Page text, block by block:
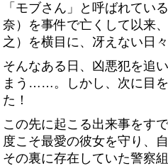
「モブさん」と呼ばれてい
奈）を事件で亡くして以来
之）を横目に、冴えない日
そんなある日、凶悪犯を追
まう……。しかし、次に目
た！
この先に起こる出来事をす
度こそ最愛の彼女を守り、
その裏に存在していた警察